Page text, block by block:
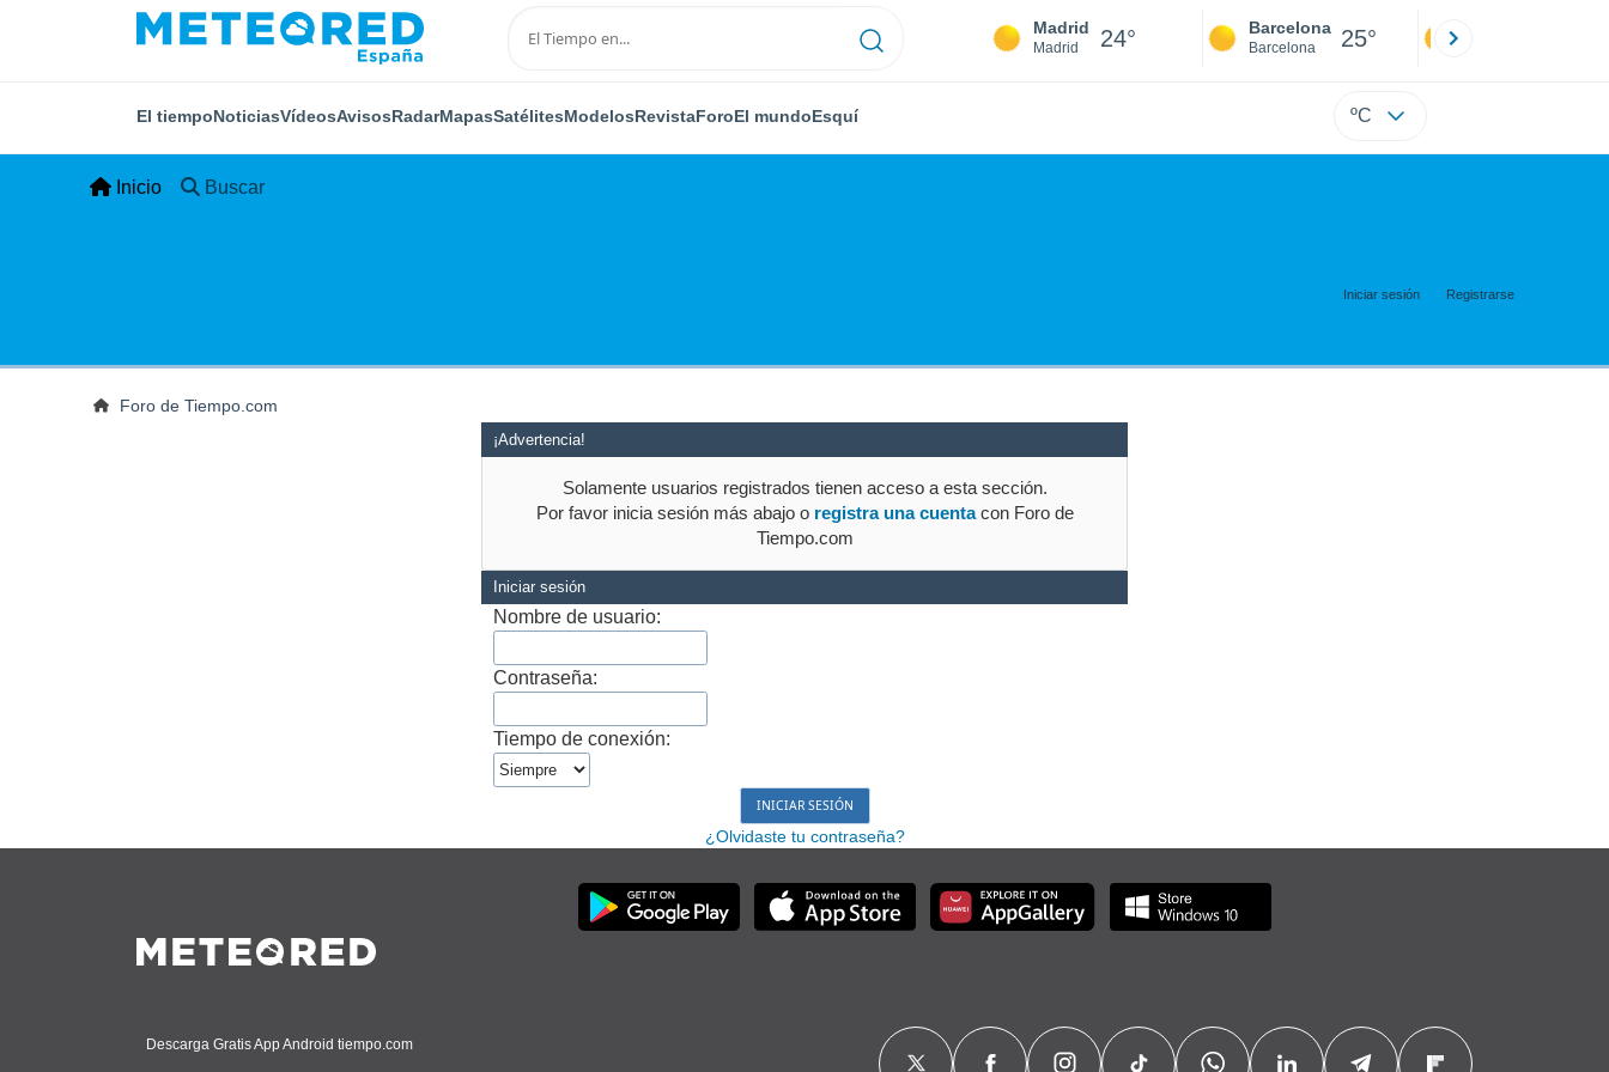
Madrid
Madrid 24° Barcelona
Barcelona 25°
El tiempoNoticiasVídeosAvisosRadarMapasSatélitesModelosRevistaForoEl mundoEsquí ºC
Inicio Buscar
Iniciar sesión Registrarse
Foro de Tiempo.com
¡Advertencia!
Solamente usuarios registrados tienen acceso a esta sección.
Por favor inicia sesión más abajo o registra una cuentacon Foro de
Tiempo.com
Iniciar sesión
Nombre de usuario:
Contraseña:
Tiempo de conexión:
¿Olvidaste tu contraseña?
Descarga Gratis App Android tiempo.com